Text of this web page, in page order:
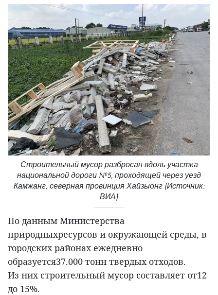
Строительный мусор разбросан вдоль участка
национальной дороги №5, проходящей через уезд
Камжанг, северная провинция Хайзыонг (Источник:
ВИА)
По данным Министерства
природныхресурсов и окружающей среды, в
городских районах ежедневно
образуется37.000 тонн твердых отходов.
Из них строительный мусор составляет от12
до 15%.